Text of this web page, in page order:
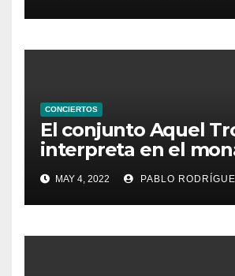
CONCIERTOS
El conjunto Aquel
interpreta en el
de Santa María de la
Valldigna las
Alfonso X el Sabio
MAY 4, 2022 PABLO